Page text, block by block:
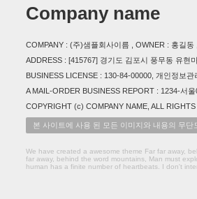
Company name
COMPANY : (주)샘플회사이름 , OWNER : 홍길
ADDRESS : [415767] 경기도 김포시 풍무동 유현
BUSINESS LICENSE : 130-84-00000, 개인정보
A MAIL-ORDER BUSINESS REPORT : 1234-서
COPYRIGHT (c) COMPANY NAME, ALL RIGHTS
본 사이트에 사용 된 모든 이미지와 내용의 무
We have created a awesome theme Far far away,
far away, behind the word mountains, Man must
human has a finite number of heartbeats. I don't